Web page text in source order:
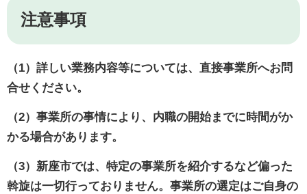
注意事項
（1）詳しい業務内容等については、直接事業所へお問
合せください。
（2）事業所の事情により、内職の開始までに時間がか
かる場合があります。
（3）新座市では、特定の事業所を紹介するなど偏った
斡旋は一切行っておりません。事業所の選定はご自身の